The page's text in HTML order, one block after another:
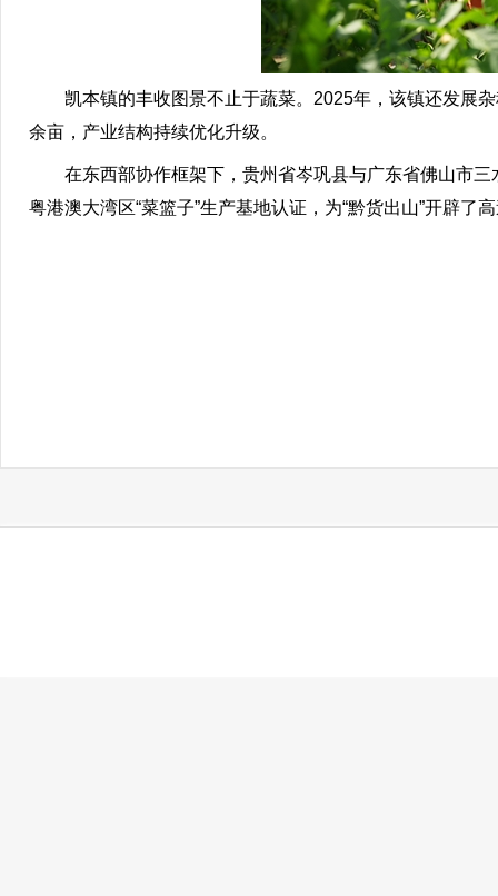
凯本镇的丰收图景不止于蔬菜。2025年，该镇还发展杂
余亩，产业结构持续优化升级。
在东西部协作框架下，贵州省岑巩县与广东省佛山市三
粤港澳大湾区“菜篮子”生产基地认证，为“黔货出山”开辟了